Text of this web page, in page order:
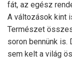
fát, az egész
A változások kint
Természet
soron bennünk is.
sem kelt a világ